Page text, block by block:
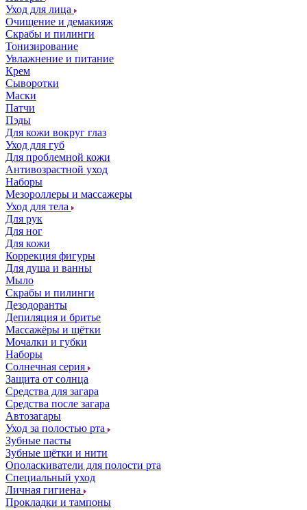
Уход для лица
Очищение и демакияж
Скрабы и пилинги
Тонизирование
Увлажнение и питание
Крем
Сыворотки
Маски
Патчи
Пэды
Для кожи вокруг глаз
Уход для губ
Для проблемной кожи
Антивозрастной уход
Наборы
Мезороллеры и массажеры
Уход для тела
Для рук
Для ног
Для кожи
Коррекция фигуры
Для душа и ванны
Мыло
Скрабы и пилинги
Дезодоранты
Депиляция и бритье
Массажёры и щётки
Мочалки и губки
Наборы
Солнечная серия
Защита от солнца
Средства для загара
Средства после загара
Автозагары
Уход за полостью рта
Зубные пасты
Зубные щётки и нити
Ополаскиватели для полости рта
Специальный уход
Личная гигиена
Прокладки и тампоны